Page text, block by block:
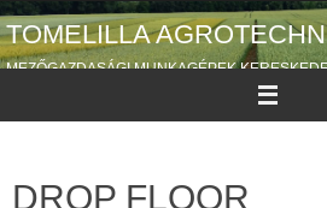
TOMELILLA
MEZŐGAZDASÁGI MUNKAGÉPEK
DROP FLOOR